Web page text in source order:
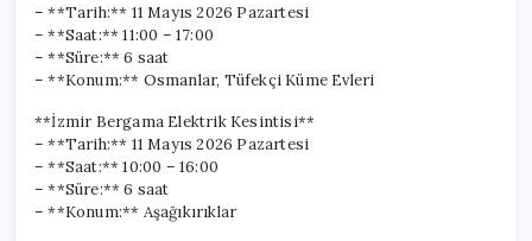
– **Tarih:** 11 Mayıs 2026 Pazartesi
– **Saat:** 11:00 – 17:00
– **Süre:** 6 saat
– **Konum:** Osmanlar, Tüfekçi Küme Evleri
**İzmir Bergama Elektrik Kesintisi**
– **Tarih:** 11 Mayıs 2026 Pazartesi
– **Saat:** 10:00 – 16:00
– **Süre:** 6 saat
– **Konum:** Aşağıkırıklar